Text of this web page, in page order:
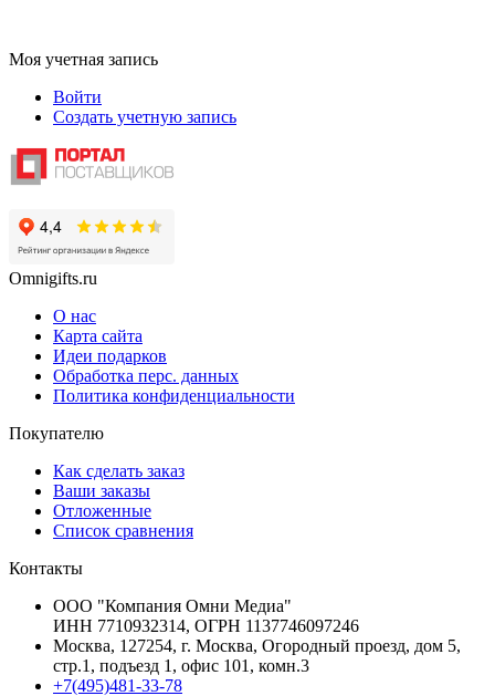
Моя учетная запись
Войти
Создать учетную запись
Omnigifts.ru
О нас
Карта сайта
Идеи подарков
Обработка перс. данных
Политика конфиденциальности
Покупателю
Как сделать заказ
Ваши заказы
Отложенные
Список сравнения
Контакты
ООО "Компания Омни Медиа"
ИНН 7710932314, ОГРН 1137746097246
Москва, 127254, г. Москва, Огородный проезд, дом 5,
стр.1, подъезд 1, офис 101, комн.3
+7(495)481-33-78